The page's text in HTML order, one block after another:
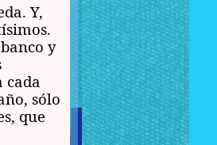
Y,
y
cada
sólo
que